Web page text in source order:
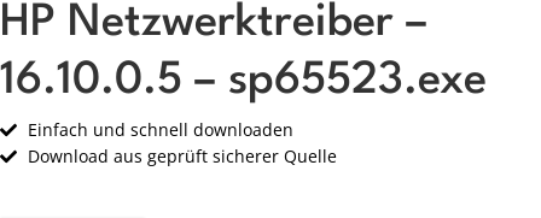
HP Netzwerktreiber –
16.10.0.5 – sp65523.exe
Einfach und schnell downloaden
Download aus geprüft sicherer Quelle